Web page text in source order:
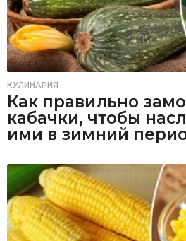
КУЛИНАРИЯ
Как правильно
кабачки, чтобы
ими в зимний